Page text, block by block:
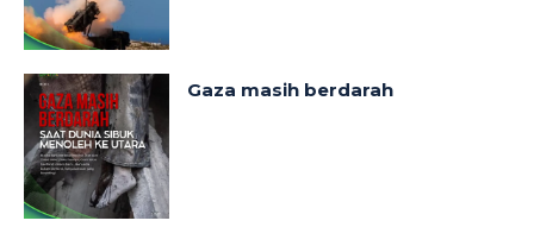
Gaza masih berdarah